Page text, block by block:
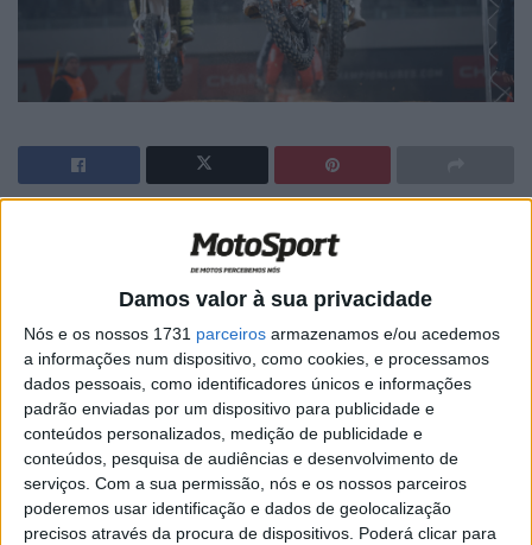
Damos valor à sua privacidade
Nós e os nossos 1731 parceiros armazenamos e/ou acedemos
a informações num dispositivo, como cookies, e processamos
dados pessoais, como identificadores únicos e informações
padrão enviadas por um dispositivo para publicidade e
conteúdos personalizados, medição de publicidade e
conteúdos, pesquisa de audiências e desenvolvimento de
serviços. Com a sua permissão, nós e os nossos parceiros
poderemos usar identificação e dados de geolocalização
precisos através da procura de dispositivos. Poderá clicar para
🔊 Ouvir artigo
O Grande Prémio de Espanha foi a terceira ronda do
Mundial de Super Enduro de 2018/2019. Evento que
decorreu em Madrid, mais concretamente no Caja
Magica.
Através do vídeo em baixo exibido fique com os melhores
momentos de uma jornada que teve como vencedor o
bicampeão do mundo Colton Haaker.